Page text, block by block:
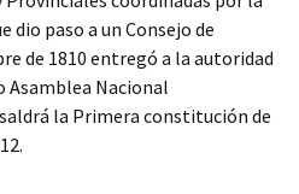
dio paso a un Consejo de
de 1810 entregó a la autoridad
Asamblea Nacional
la Primera constitución de